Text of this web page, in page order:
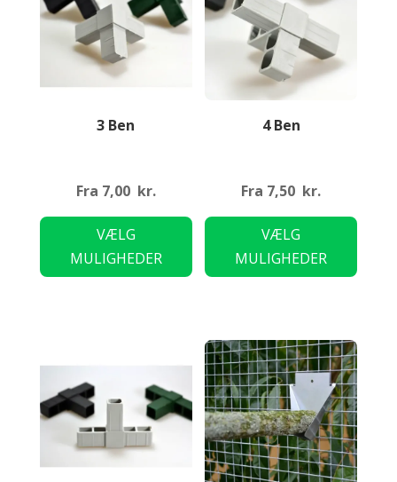
3 Ben
Fra 7,00 kr.
VÆLG
MULIGHEDER
Dette
flere
kan
vælges
på
varesiden
4 Ben
Fra 7,50 kr.
VÆLG
MULIGHEDER
kan
på